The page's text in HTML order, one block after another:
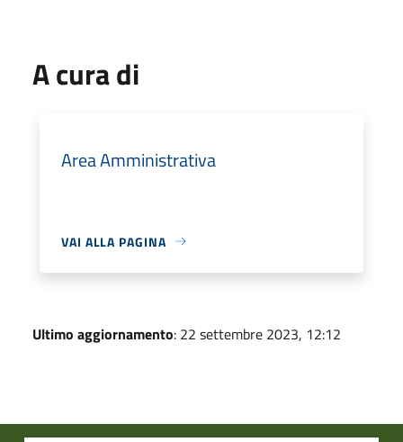
A cura di
Area Amministrativa
VAI ALLA PAGINA
Ultimo aggiornamento: 22 settembre 2023, 12:12